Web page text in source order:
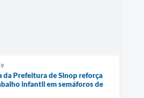
da Prefeitura de Sinop reforça
infantil em semáforos de